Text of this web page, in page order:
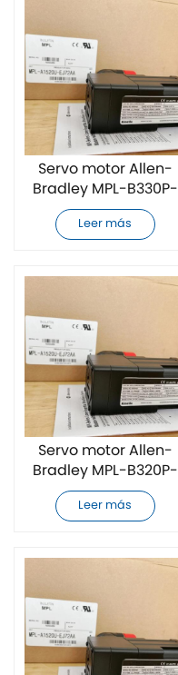
Servo motor Allen-
Bradley MPL-B330P-
HK72AA nuevo
Leer más
Servo motor Allen-
Bradley MPL-B320P-
SK74AA nuevo
Leer más